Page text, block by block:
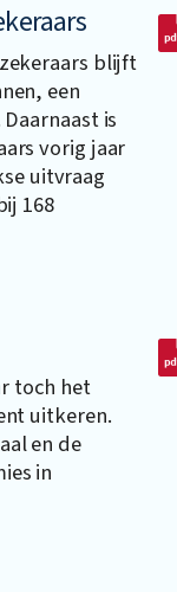
blijft
een
is
vorig jaar
uitvraag
168
toch het
uitkeren.
en de
in